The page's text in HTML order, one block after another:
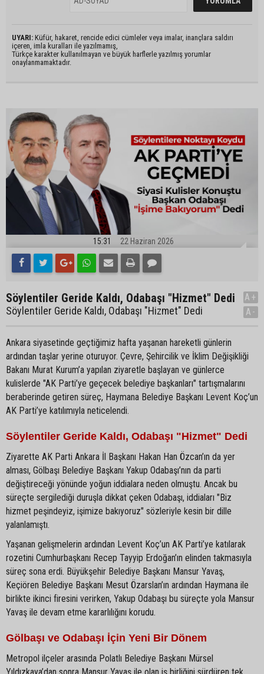
UYARI: Küfür, hakaret, rencide edici cümleler veya imalar, inançlara saldırı
içeren, imla kuralları ile yazılmamış,
Türkçe karakter kullanılmayan ve büyük harflerle yazılmış yorumlar
onaylanmamaktadır.
15:31 22 Haziran 2026
Söylentiler Geride Kaldı, Odabaşı "Hizmet" Dedi
Söylentiler Geride Kaldı, Odabaşı "Hizmet" Dedi
A+
A-
Ankara siyasetinde geçtiğimiz hafta yaşanan hareketli günlerin
ardından taşlar yerine oturuyor. Çevre, Şehircilik ve İklim Değişikliği
Bakanı Murat Kurum’a yapılan ziyaretle başlayan ve günlerce
kulislerde "AK Parti’ye geçecek belediye başkanları" tartışmalarını
beraberinde getiren süreç, Haymana Belediye Başkanı Levent Koç’un
AK Parti’ye katılımıyla neticelendi.
Söylentiler Geride Kaldı, Odabaşı "Hizmet" Dedi
Ziyarette AK Parti Ankara İl Başkanı Hakan Han Özcan’ın da yer
alması, Gölbaşı Belediye Başkanı Yakup Odabaşı’nın da parti
değiştireceği yönünde yoğun iddialara neden olmuştu. Ancak bu
süreçte sergilediği duruşla dikkat çeken Odabaşı, iddiaları "Biz
hizmet peşindeyiz, işimize bakıyoruz" sözleriyle kesin bir dille
yalanlamıştı.
Yaşanan gelişmelerin ardından Levent Koç’un AK Parti’ye katılarak
rozetini Cumhurbaşkanı Recep Tayyip Erdoğan’ın elinden takmasıyla
süreç sona erdi. Büyükşehir Belediye Başkanı Mansur Yavaş,
Keçiören Belediye Başkanı Mesut Özarslan’ın ardından Haymana ile
birlikte ikinci firesini verirken, Yakup Odabaşı bu süreçte yola Mansur
Yavaş ile devam etme kararlılığını korudu.
Gölbaşı ve Odabaşı İçin Yeni Bir Dönem
Metropol ilçeler arasında Polatlı Belediye Başkanı Mürsel